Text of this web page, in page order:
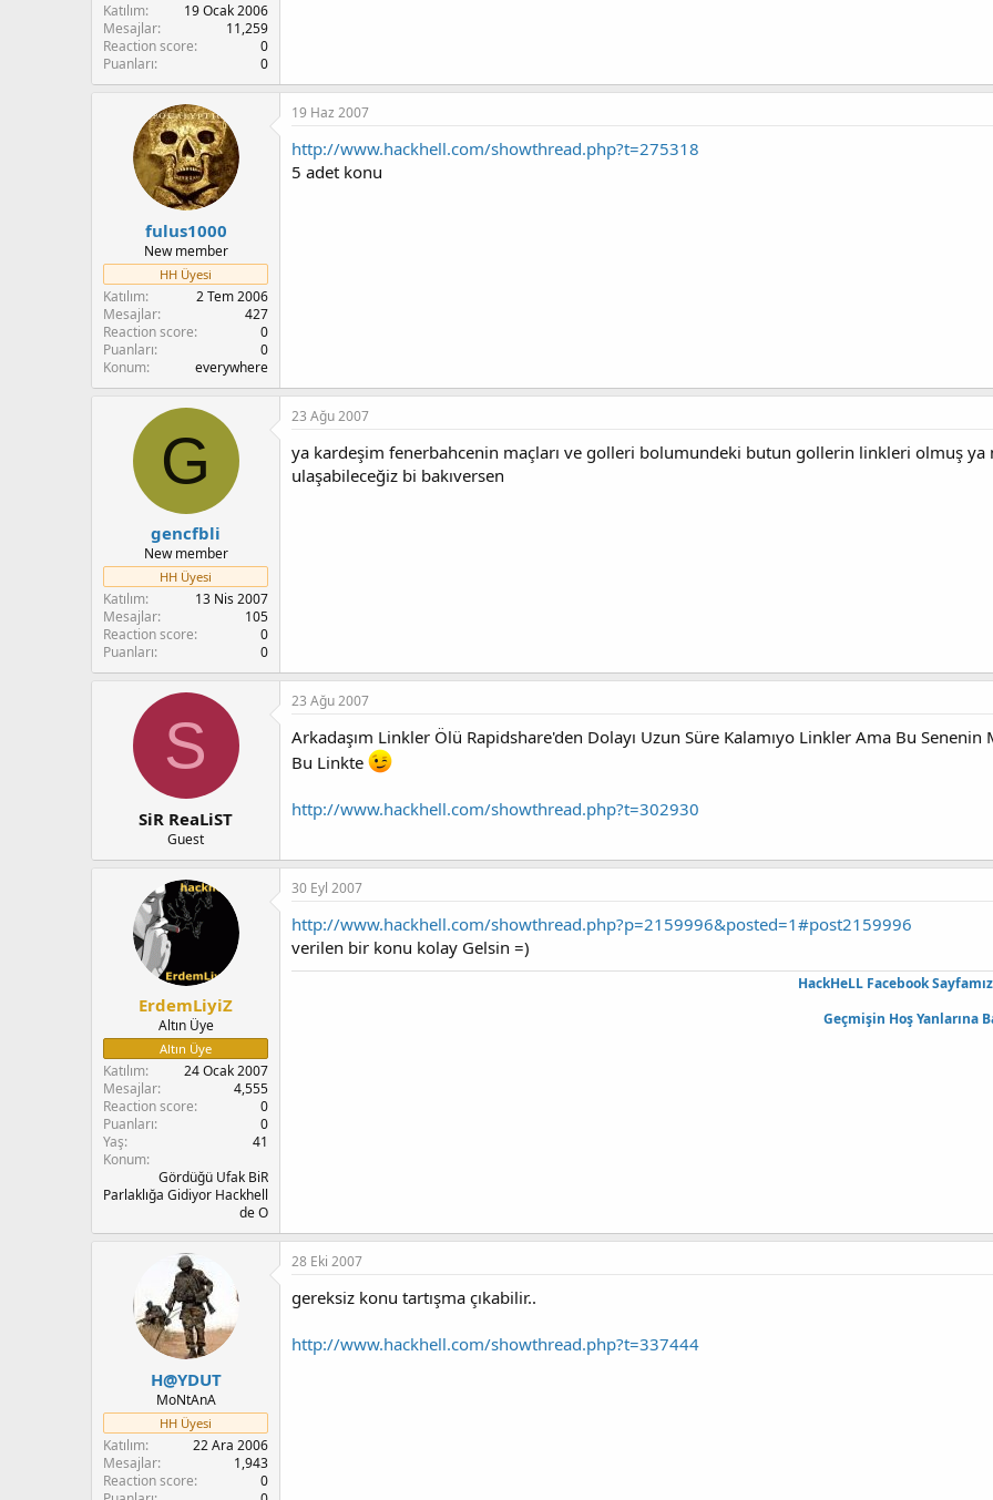
Katılım
19 Ocak 2006
Mesajlar
11,259
Reaction score
0
Puanları
0
fulus1000
New member
HH Üyesi
Katılım
2 Tem 2006
Mesajlar
427
Reaction score
0
Puanları
0
Konum
everywhere
19 Haz 2007
http://www.hackhell.com/showthread.php?t=275318
5 adet konu
G
gencfbli
New member
HH Üyesi
Katılım
13 Nis 2007
Mesajlar
105
Reaction score
0
Puanları
0
23 Ağu 2007
ya kardeşim fenerbahcenin maçları ve golleri bolumundeki butun gollerin linkleri olmuş ya
ulaşabileceğiz bi bakıversen
S
SiR ReaLiST
Guest
23 Ağu 2007
Arkadaşım Linkler Ölü Rapidshare'den Dolayı Uzun Süre Kalamıyo Linkler Ama Bu Senenin
Bu Linkte
http://www.hackhell.com/showthread.php?t=302930
ErdemLiyiZ
Altın Üye
Altın Üye
Katılım
24 Ocak 2007
Mesajlar
4,555
Reaction score
0
Puanları
0
Yaş
41
Konum
Gördüğü Ufak BiR
Parlaklığa Gidiyor Hackhell
de O
30 Eyl 2007
http://www.hackhell.com/showthread.php?p=2159996&posted=1#post2159996
verilen bir konu kolay Gelsin =)
HackHeLL Facebook
Geçmişin Hoş Yanlarına
H@YDUT
MoNtAnA
HH Üyesi
Katılım
22 Ara 2006
Mesajlar
1,943
Reaction score
0
28 Eki 2007
gereksiz konu tartışma çıkabilir..
http://www.hackhell.com/showthread.php?t=337444